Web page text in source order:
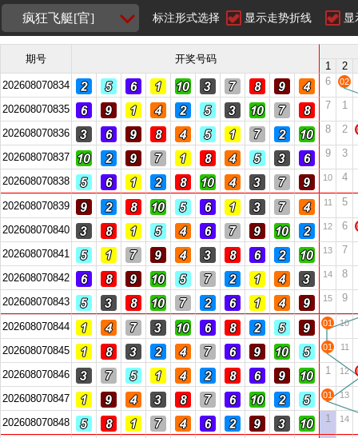
疯狂飞艇[官] 标注形式选择 显示走势折线 显
期号 开奖号码
1
2
202608070834
6 02
202608070835 7 1
202608070836 8 2
202608070837 9 3
202608070838 10 4
202608070839 11 5
202608070840 12 6
202608070841 13 7
202608070842 14 8
202608070843 15 9
202608070844 01 10
202608070845 01 11
202608070846 1 12
202608070847 01 13
202608070848 1 14